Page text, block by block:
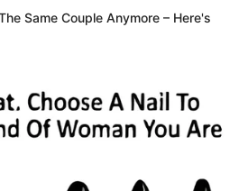
Same Couple Anymore – Here's